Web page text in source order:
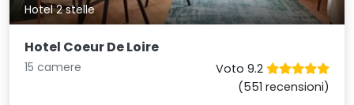
Hotel 2 stelle
Hotel Coeur De Loire
15 camere
Voto 9.2
(551 recensioni)